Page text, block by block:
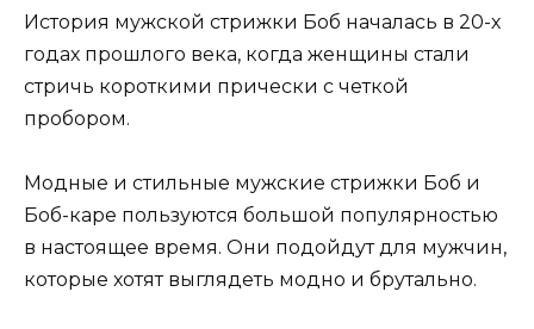
История мужской стрижки Боб началась в 20-х
годах прошлого века, когда женщины стали
стричь короткими прически с четкой
пробором.
Модные и стильные мужские стрижки Боб и
Боб-каре пользуются большой популярностью
в настоящее время. Они подойдут для мужчин,
которые хотят выглядеть модно и брутально.